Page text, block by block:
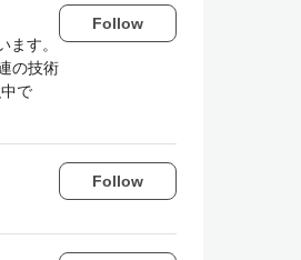
す。
の技術
で
Follow
Follow